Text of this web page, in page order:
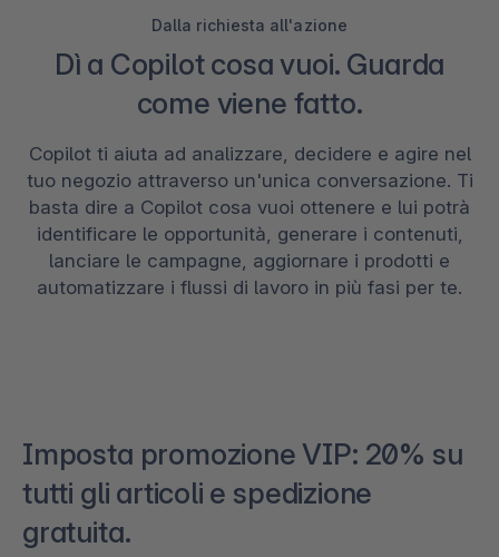
Dalla richiesta all'azione
Dì a Copilot cosa vuoi. Guarda
come viene fatto.
Copilot ti aiuta ad analizzare, decidere e agire nel
tuo negozio attraverso un'unica conversazione. Ti
basta dire a Copilot cosa vuoi ottenere e lui potrà
identificare le opportunità, generare i contenuti,
lanciare le campagne, aggiornare i prodotti e
automatizzare i flussi di lavoro in più fasi per te.
Imposta promozione VIP: 20% su
tutti gli articoli e spedizione
gratuita.